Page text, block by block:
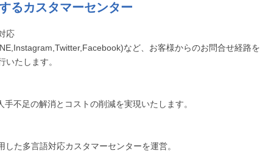
るカスタマーセンター
応
など、お客様からのお問合せ経路を
たします。
不足の解消とコストの削減を実現いたします。
た多言語対応カスタマーセンターを運営。